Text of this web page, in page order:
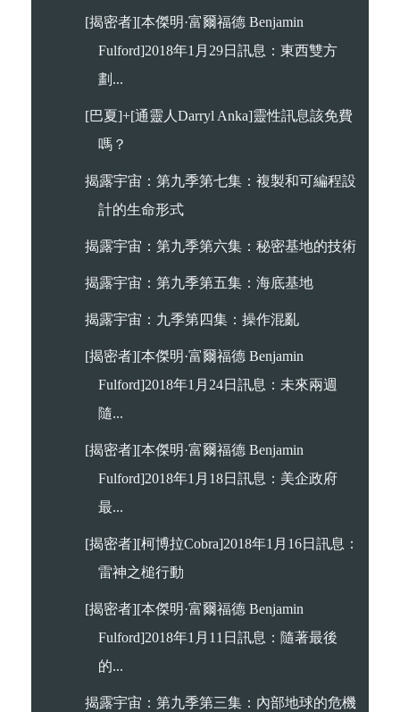
[揭密者][本傑明·富爾福德 Benjamin
Fulford]2018年1月29日訊息：東西雙方
劃...
[巴夏]+[通靈人Darryl Anka]靈性訊息該免費
嗎？
揭露宇宙：第九季第七集：複製和可編程設
計的生命形式
揭露宇宙：第九季第六集：秘密基地的技術
揭露宇宙：第九季第五集：海底基地
揭露宇宙：九季第四集：操作混亂
[揭密者][本傑明·富爾福德 Benjamin
Fulford]2018年1月24日訊息：未來兩週
隨...
[揭密者][本傑明·富爾福德 Benjamin
Fulford]2018年1月18日訊息：美企政府
最...
[揭密者][柯博拉Cobra]2018年1月16日訊息：
雷神之槌行動
[揭密者][本傑明·富爾福德 Benjamin
Fulford]2018年1月11日訊息：隨著最後
的...
揭露宇宙：第九季第三集：內部地球的危機